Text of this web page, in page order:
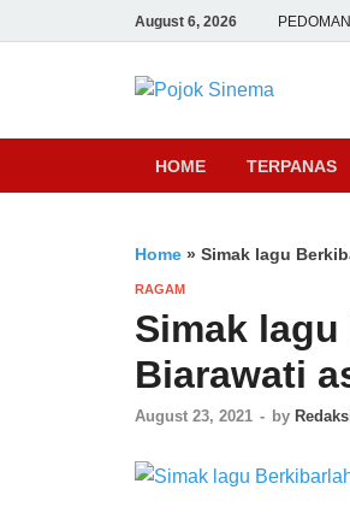
August 6, 2026
HOME TERPANAS
Home » Simak lagu
RAGAM
Simak
Biarawati
August 23, 2021 - by